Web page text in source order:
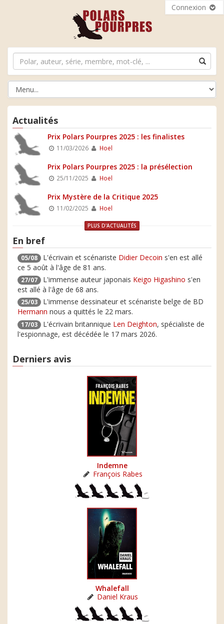
Connexion
Actualités
Prix Polars Pourpres 2025 : les finalistes
11/03/2026 Hoel
Prix Polars Pourpres 2025 : la présélection
25/11/2025 Hoel
Prix Mystère de la Critique 2025
11/02/2025 Hoel
PLUS D'ACTUALITÉS
En bref
05/08 L'écrivain et scénariste Didier Decoin s'en est allé
ce 5 août à l'âge de 81 ans.
27/07 L'immense auteur japonais Keigo Higashino s'en
est allé à l'âge de 68 ans.
25/03
L'immense dessinateur et scénariste belge de BD
Hermann nous a quittés le 22 mars.
17/03 L'écrivain britannique Len Deighton, spécialiste de
l'espionnage, est décédée le 17 mars 2026.
Derniers avis
Indemne
François Rabes
Whalefall
Daniel Kraus